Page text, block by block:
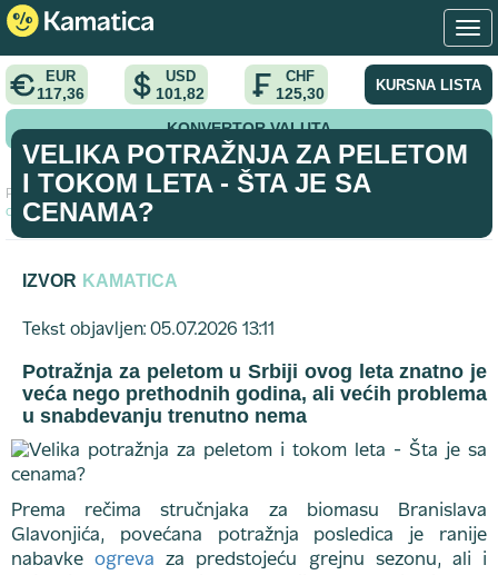
EUR
117,36
USD
101,82
CHF
125,30 KURSNA LISTA
KONVERTOR VALUTA
Početna > vest >
Velika potražnja za peletom i tokom leta - Šta je sa
cenama?
VELIKA POTRAŽNJA ZA PELETOM
I TOKOM LETA - ŠTA JE SA
CENAMA?
IZVOR KAMATICA
Tekst objavljen: 05.07.2026 13:11
Potražnja za peletom u Srbiji ovog leta znatno je
veća nego prethodnih godina, ali većih problema
u snabdevanju trenutno nema
Prema rečima stručnjaka za biomasu Branislava
Glavonjića, povećana potražnja posledica je ranije
nabavkeogrevaza predstojeću grejnu sezonu, ali i